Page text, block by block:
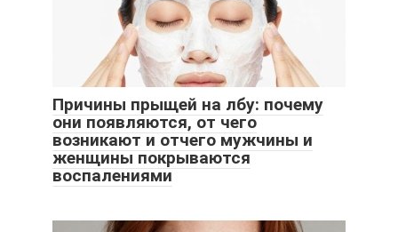
Причины прыщей на лбу: почему
они появляются, от чего
возникают и отчего мужчины и
женщины покрываются
воспалениями